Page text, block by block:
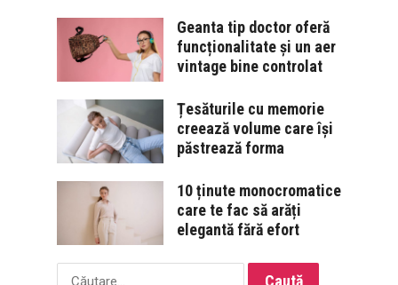
Geanta tip doctor oferă
funcționalitate și un aer
vintage bine controlat
Țesăturile cu memorie
creează volume care își
păstrează forma
10 ținute monocromatice
care te fac să arăți
elegantă fără efort
Caută